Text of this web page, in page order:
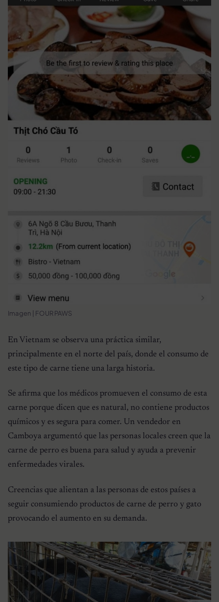
Imagen | FOUR PAWS
En Vietnam se observa una práctica similar,
principalmente en el norte del país, donde el consumo de
este tipo de carne tiene una larga historia.
Se afirma que los médicos promueven el consumo de esta
carne porque dicen que es natural, no contiene productos
químicos y es segura para comer. Un vendedor en
Camboya argumentó que las personas locales creen que la
carne de perro es buena para salud y ayuda a prevenir
enfermedades virales.
Creencias que alientan a las personas de estos países a
seguir consumiendo productos de carne de perro y gato
provocando el aumento en su demanda.